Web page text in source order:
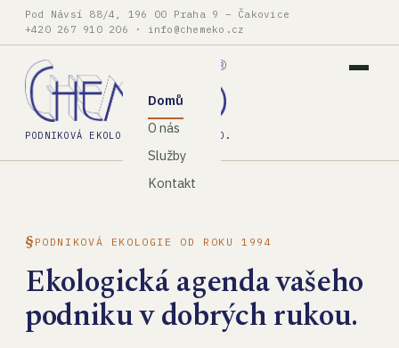
Pod Návsí 88/4, 196 00 Praha 9 – Čakovice
+420 267 910 206 · info@chemeko.cz
PODNIKOVÁ EKOLOGIE, SPOL. S R.O.
Domů
O nás
Služby
Kontakt
PODNIKOVÁ EKOLOGIE OD ROKU 1994
Ekologická agenda vašeho
podniku v dobrých rukou.